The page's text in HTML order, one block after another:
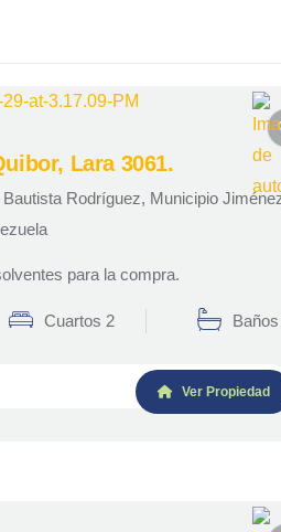
Lara 3061.
Rodríguez, Municipio
para la compra.
Cuartos 2 Baños
Ver Propiedad